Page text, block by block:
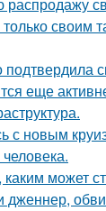
еще
с новым
может